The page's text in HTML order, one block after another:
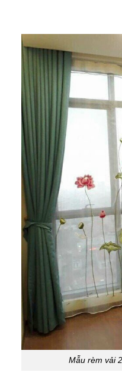
Mẫu rèm vải